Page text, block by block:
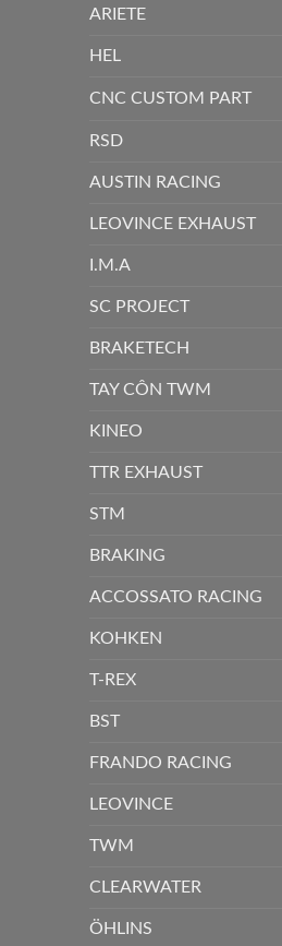
ARIETE
HEL
CNC CUSTOM PART
RSD
AUSTIN RACING
LEOVINCE EXHAUST
I.M.A
SC PROJECT
BRAKETECH
TAY CÔN TWM
KINEO
TTR EXHAUST
STM
BRAKING
ACCOSSATO RACING
KOHKEN
T-REX
BST
FRANDO RACING
LEOVINCE
TWM
CLEARWATER
ÖHLINS